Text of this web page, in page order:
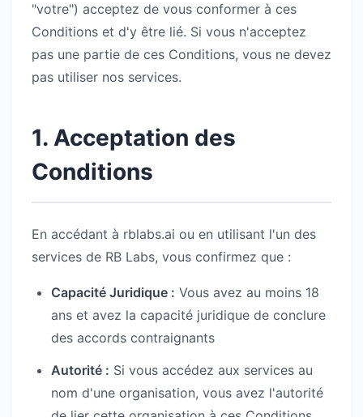
"votre") acceptez de vous conformer à ces
Conditions et d'y être lié. Si vous n'acceptez
pas une partie de ces Conditions, vous ne devez
pas utiliser nos services.
1. Acceptation des
Conditions
En accédant à rblabs.ai ou en utilisant l'un des
services de RB Labs, vous confirmez que :
Capacité Juridique : Vous avez au moins 18
ans et avez la capacité juridique de conclure
des accords contraignants
Autorité : Si vous accédez aux services au
nom d'une organisation, vous avez l'autorité